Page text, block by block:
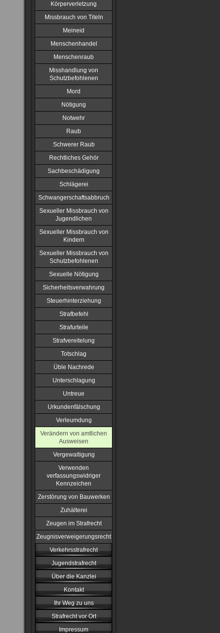
Körperverletzung
Missbrauch von Titeln
Meineid
Menschenhandel
Menschenraub
Misshandlung von
Schutzbefohlenen
Mord
Nötigung
Notwehr
Raub
Schwerer Raub
Rechtliches Gehör
Sachbeschädigung
Schlägerei
Schwangerschaftsabbruch
Sexueller Missbrauch von
Jugendlichen
Sexueller Missbrauch von
Kindern
Sexueller Missbrauch von
Schutzbefohlenen
Sexuelle Nötigung
Sicherheitsverwahrung
Steuerhinterziehung
Strafbefehl
Strafurteile
Strafvereitelung
Totschlag
Üble Nachrede
Unterschlagung
Untreue
Urkundenfälschung
Verleumdung
Verändern von amtlichen
Ausweisen
Vergewaltigung
Verwenden
verfassungswidriger
Kennzeichen
Zerstörung von Bauwerken
Zuhälterei
Zeugen im Strafrecht
Zeugnisverweigerungsrecht
Verkehrsstrafrecht
Jugendstrafrecht
Über die Kanzlei
Kontakt
Ihr Weg zu uns
Strafrecht vor Ort
Impressum